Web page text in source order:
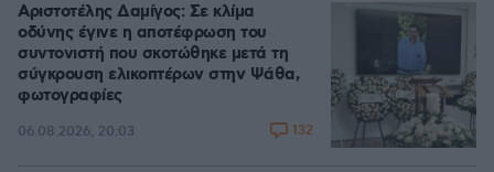
Αριστοτέλης Δαμίγος: Σε κλίμα
οδύνης έγινε η αποτέφρωση του
συντονιστή που σκοτώθηκε μετά τη
σύγκρουση ελικοπτέρων στην Ψάθα,
φωτογραφίες
06.08.2026, 20:03 132